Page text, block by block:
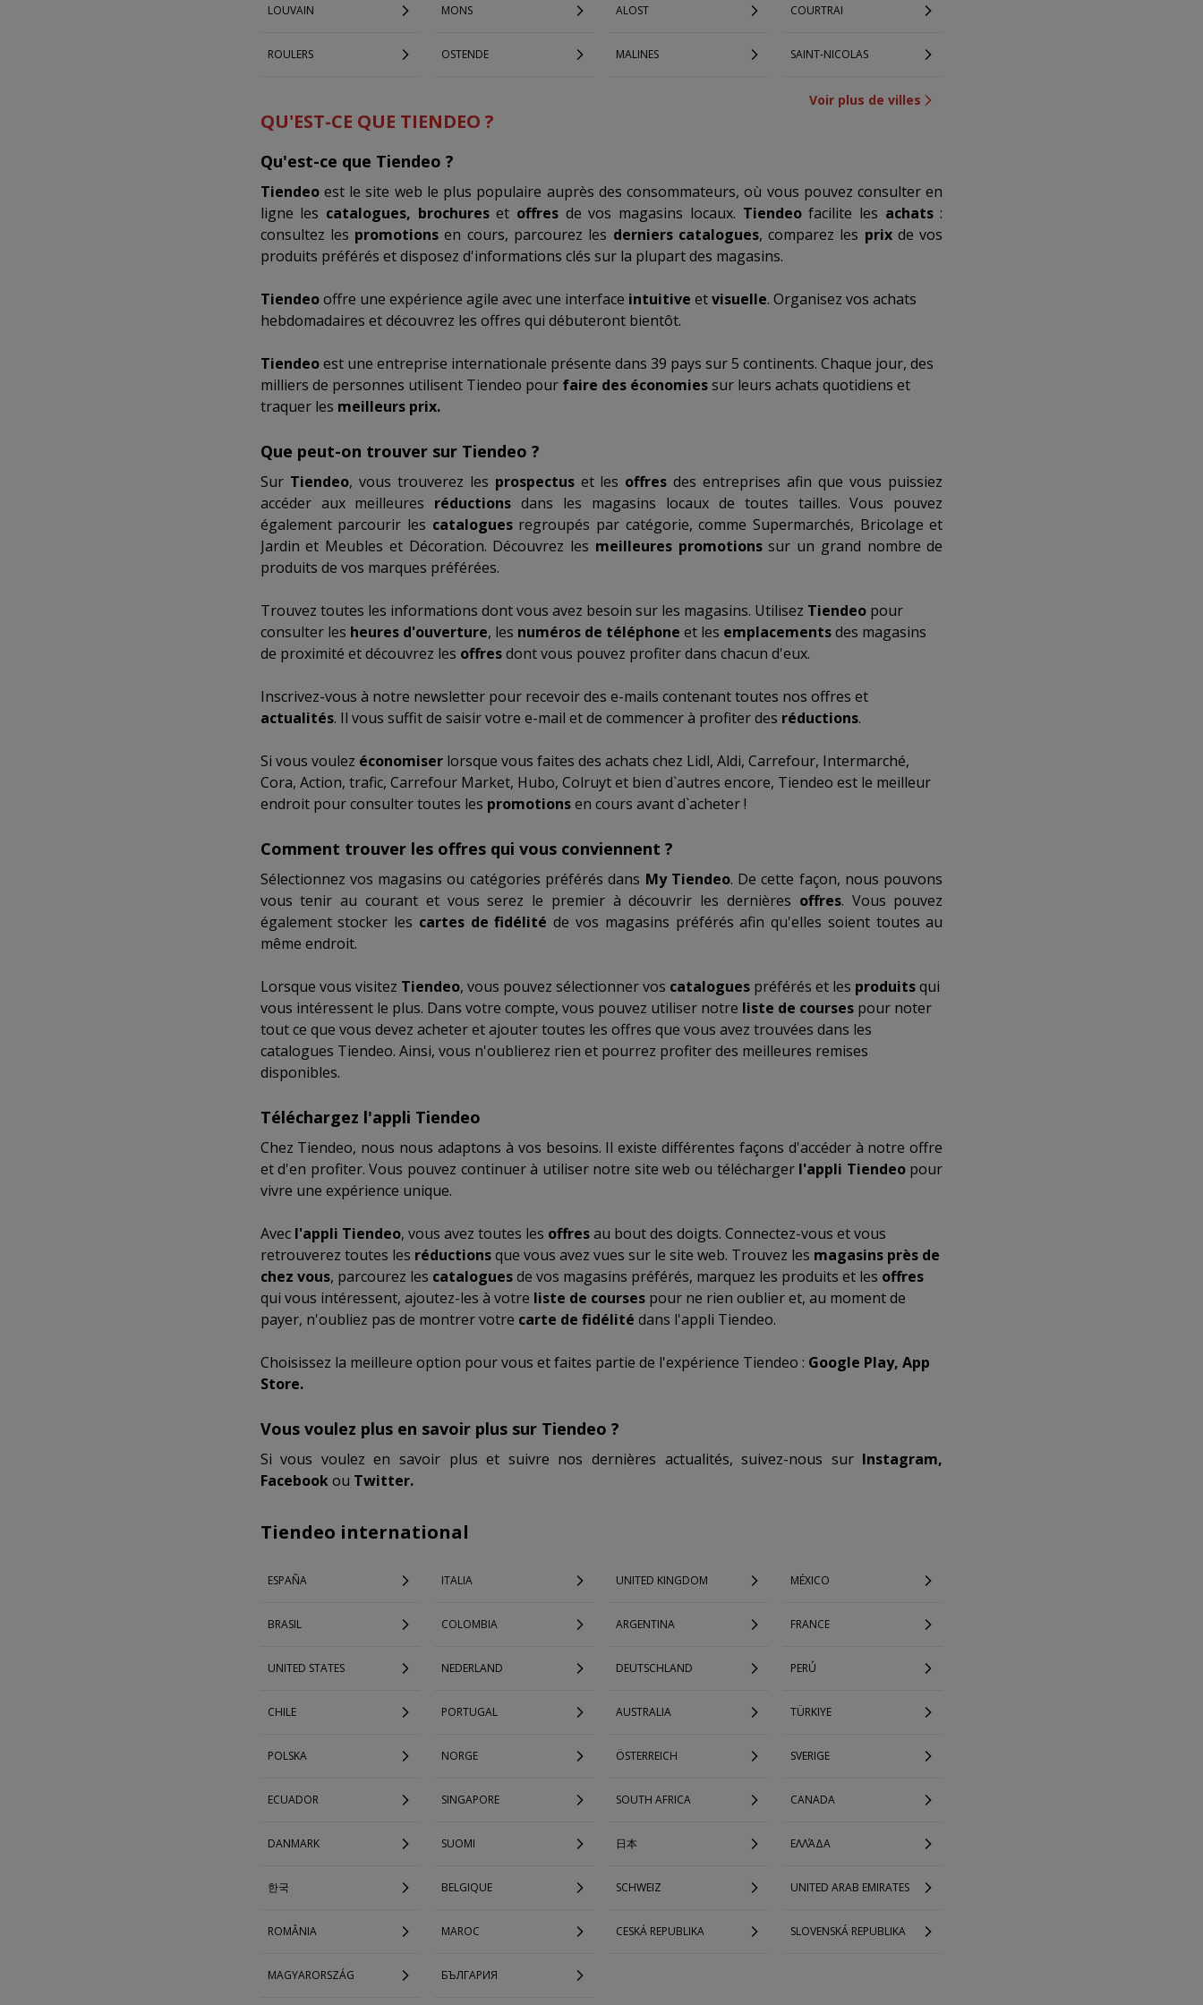
LOUVAIN MONS ALOST COURTRAI
ROULERS OSTENDE MALINES SAINT-NICOLAS
Voir plus de villes
QU'EST-CE QUE TIENDEO ?
Qu'est-ce que Tiendeo ?
Tiendeoest le site web le plus populaire auprès des consommateurs, où vous pouvez consulter en
ligne les catalogues, brochureset offres de vos magasins locaux. Tiendeofacilite les achats:
consultez les promotions en cours, parcourez les derniers catalogues, comparez les prixde vos
produits préférés et disposez d'informations clés sur la plupart des magasins.
Tiendeooffre une expérience agile avec une interface intuitive etvisuelle. Organisez vos achats
hebdomadaires et découvrez les offres qui débuteront bientôt.
Tiendeoest une entreprise internationale présente dans 39 pays sur 5 continents. Chaque jour, des
milliers de personnes utilisent Tiendeo pour faire des économiessur leurs achats quotidiens et
traquer les meilleurs prix.
Que peut-on trouver sur Tiendeo ?
Sur Tiendeo, vous trouverez les prospectuset les offres des entreprises afin que vous puissiez
accéder aux meilleures réductions dans les magasins locaux de toutes tailles. Vous pouvez
également parcourir les cataloguesregroupés par catégorie, comme Supermarchés, Bricolage et
Jardin et Meubles et Décoration. Découvrez les meilleures promotionssur un grand nombre de
produits de vos marques préférées.
Trouvez toutes les informations dont vous avez besoin sur les magasins. Utilisez Tiendeopour
consulter les heures d'ouverture, les numéros de téléphone et les emplacementsdes magasins
de proximité et découvrez les offresdont vous pouvez profiter dans chacun d'eux.
Inscrivez-vous à notre newsletter pour recevoir des e-mails contenant toutes nos offres et
actualités. Il vous suffit de saisir votre e-mail et de commencer à profiter des réductions.
Si vous voulez économiserlorsque vous faites des achats chez Lidl, Aldi, Carrefour, Intermarché,
Cora, Action, trafic, Carrefour Market, Hubo, Colruytet bien d`autres encore, Tiendeo est le meilleur
endroit pour consulter toutes les promotionsen cours avant d`acheter !
Comment trouver les offres qui vous conviennent ?
Sélectionnez vos magasins ou catégories préférés dans My Tiendeo. De cette façon, nous pouvons
vous tenir au courant et vous serez le premier à découvrir les dernières offres. Vous pouvez
également stocker les cartes de fidélité de vos magasins préférés afin qu'elles soient toutes au
même endroit.
Lorsque vous visitez Tiendeo, vous pouvez sélectionner vos cataloguespréférés et les produitsqui
vous intéressent le plus. Dans votre compte, vous pouvez utiliser notre liste de coursespour noter
tout ce que vous devez acheter et ajouter toutes les offres que vous avez trouvées dans les
catalogues Tiendeo. Ainsi, vous n'oublierez rien et pourrez profiter des meilleures remises
disponibles.
Téléchargez l'appli Tiendeo
Chez Tiendeo, nous nous adaptons à vos besoins. Il existe différentes façons d'accéder à notre offre
et d'en profiter. Vous pouvez continuer à utiliser notre site web ou télécharger l'appli Tiendeopour
vivre une expérience unique.
Avec l'appli Tiendeo, vous avez toutes les offresau bout des doigts. Connectez-vous et vous
retrouverez toutes les réductionsque vous avez vues sur le site web. Trouvez les magasins près de
chez vous, parcourez les cataloguesde vos magasins préférés, marquez les produits et les offres
qui vous intéressent, ajoutez-les à votre liste de coursespour ne rien oublier et, au moment de
payer, n'oubliez pas de montrer votre carte de fidélité dans l'appli Tiendeo.
Choisissez la meilleure option pour vous et faites partie de l'expérience Tiendeo : Google Play, App
Store.
Vous voulez plus en savoir plus sur Tiendeo ?
Si vous voulez en savoir plus et suivre nos dernières actualités, suivez-nous sur Instagram,
Facebookou Twitter.
Tiendeo international
ESPAÑA ITALIA UNITED KINGDOM MÉXICO
BRASIL COLOMBIA ARGENTINA FRANCE
UNITED STATES NEDERLAND DEUTSCHLAND PERÚ
CHILE PORTUGAL AUSTRALIA TÜRKIYE
POLSKA NORGE ÖSTERREICH SVERIGE
ECUADOR SINGAPORE SOUTH AFRICA CANADA
DANMARK SUOMI 日本 ΕΛΛΆΔΑ
한국 BELGIQUE SCHWEIZ UNITED ARAB EMIRATES
ROMÂNIA MAROC CESKÁ REPUBLIKA SLOVENSKÁ REPUBLIKA
MAGYARORSZÁG БЪЛГАРИЯ